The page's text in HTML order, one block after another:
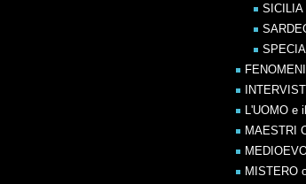
SICILIA
L'UOMO e
MAESTRI
MISTERO